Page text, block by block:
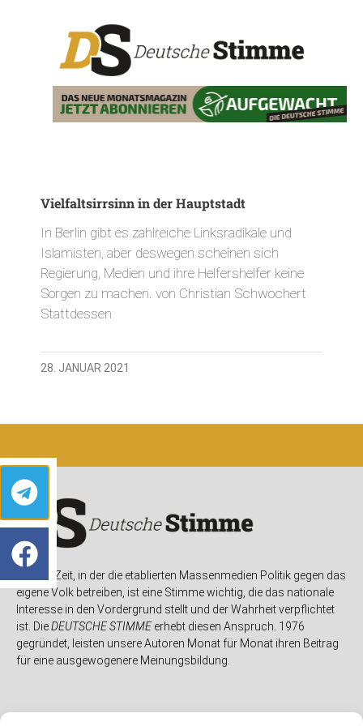
Vielfaltsirrsinn in der Hauptstadt
In Berlin gibt es zahlreiche Linksradikale und
Islamisten, aber deswegen scheinen sich
Regierung, Medien und ihre Helfershelfer keine
Sorgen zu machen. von Christian Schwochert
Stattdessen
28. JANUAR 2021
In einer Zeit, in der die etablierten Massenmedien Politik gegen das
eigene Volk betreiben, ist eine Stimme wichtig, die das nationale
Interesse in den Vordergrund stellt und der Wahrheit verpflichtet
ist. DieDEUTSCHE STIMMEerhebt diesen Anspruch. 1976
gegründet, leisten unsere Autoren Monat für Monat ihren Beitrag
für eine ausgewogenere Meinungsbildung.